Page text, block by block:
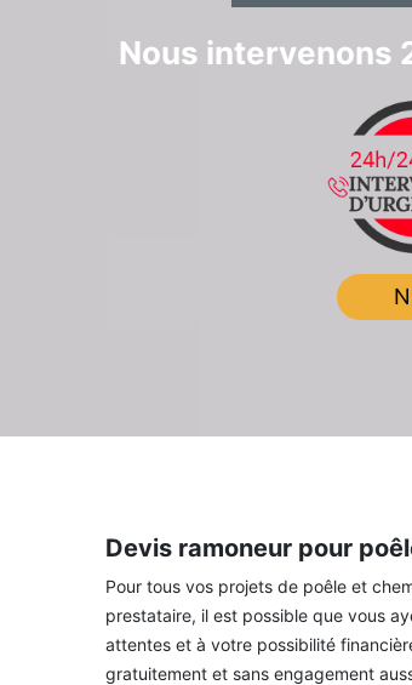
Nous intervenons
Devis ramoneur pour
Pour tous vos projets de poêle et
prestataire, il est possible que vous
attentes et à votre possibilité
gratuitement et sans engagement